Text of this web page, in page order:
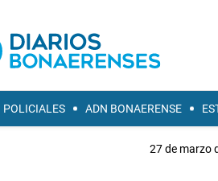
POLICIALES ADN BONAERENSE
27 de marzo